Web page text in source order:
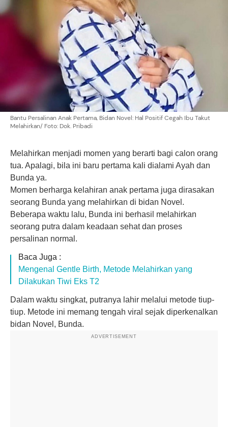
Bantu Persalinan Anak Pertama, Bidan Novel: Hal Positif Cegah Ibu Takut
Melahirkan/ Foto: Dok. Pribadi
Melahirkan menjadi momen yang berarti bagi calon orang
tua. Apalagi, bila ini baru pertama kali dialami Ayah dan
Bunda ya.
Momen berharga kelahiran anak pertama juga dirasakan
seorang Bunda yang melahirkan di bidan Novel.
Beberapa waktu lalu, Bunda ini berhasil melahirkan
seorang putra dalam keadaan sehat dan proses
persalinan normal.
Baca Juga :
Mengenal Gentle Birth, Metode Melahirkan yang
Dilakukan Tiwi Eks T2
Dalam waktu singkat, putranya lahir melalui metode tiup-
tiup. Metode ini memang tengah viral sejak diperkenalkan
bidan Novel, Bunda.
ADVERTISEMENT